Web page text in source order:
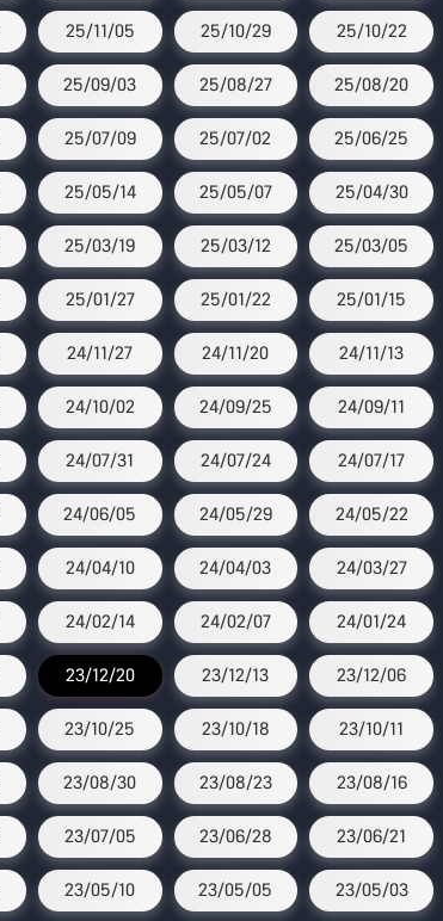
25/11/05 25/10/29 25/10/22
25/09/03 25/08/27 25/08/20
25/07/09 25/07/02 25/06/25
25/05/14 25/05/07 25/04/30
25/03/19 25/03/12 25/03/05
25/01/27 25/01/22 25/01/15
24/11/27 24/11/20 24/11/13
24/10/02 24/09/25 24/09/11
24/07/31 24/07/24 24/07/17
24/06/05 24/05/29 24/05/22
24/04/10 24/04/03 24/03/27
24/02/14 24/02/07 24/01/24
23/12/20 23/12/13 23/12/06
23/10/25 23/10/18 23/10/11
23/08/30 23/08/23 23/08/16
23/07/05 23/06/28 23/06/21
23/05/10 23/05/05 23/05/03